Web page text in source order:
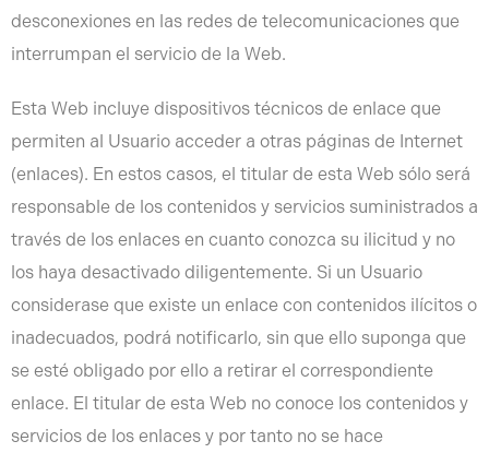
desconexiones en las redes de telecomunicaciones que
interrumpan el servicio de la Web.
Esta Web incluye dispositivos técnicos de enlace que
permiten al Usuario acceder a otras páginas de Internet
(enlaces). En estos casos, el titular de esta Web sólo será
responsable de los contenidos y servicios suministrados a
través de los enlaces en cuanto conozca su ilicitud y no
los haya desactivado diligentemente. Si un Usuario
considerase que existe un enlace con contenidos ilícitos o
inadecuados, podrá notificarlo, sin que ello suponga que
se esté obligado por ello a retirar el correspondiente
enlace. El titular de esta Web no conoce los contenidos y
servicios de los enlaces y por tanto no se hace